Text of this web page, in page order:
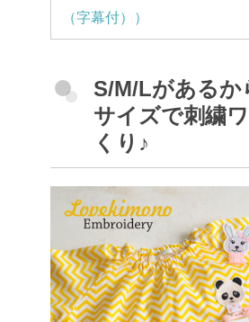
（字幕付））
S/M/Lがあるか
サイズで刺繍
くり♪